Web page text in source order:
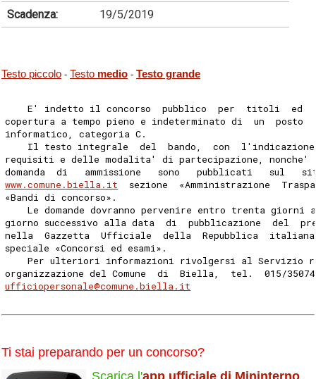
Scadenza:
19/5/2019
Testo piccolo - Testo medio - Testo grande
E' indetto il concorso  pubblico  per  titoli  ed
copertura a tempo pieno e indeterminato di  un
informatico, categoria C.
Il testo integrale  del  bando,  con
requisiti e delle modalita' di partecipazione, nonche'
domanda  di   ammissione   sono   pubblicati   sul
www.comune.biella.it
sezione  «Amministrazione
«Bandi di concorso».
Le domande dovranno pervenire entro trenta giorni
giorno successivo alla data  di  pubblicazione  del
nella  Gazzetta  Ufficiale  della  Repubblica
speciale «Concorsi ed esami».
Per ulteriori informazioni rivolgersi al Servizio
organizzazione del Comune  di  Biella,  tel.  015/
ufficiopersonale@comune.biella.it
Ti stai preparando per un concorso?
Scarica l'app ufficiale di Mininterno